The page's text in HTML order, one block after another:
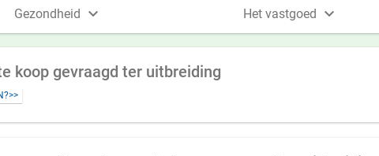
Gezondheid  Het vastgoed 
koop gevraagd ter uitbreiding